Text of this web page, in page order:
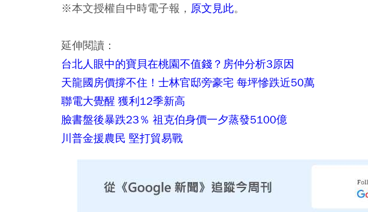
※本文授權自中時電子報， 原文見此。
延伸閱讀：
台北人眼中的寶貝在桃園不值錢？房仲分析3原因
天龍國房價撐不住！士林官邸旁豪宅 每坪慘跌近50萬
聯電大覺醒 獲利12季新高
臉書盤後暴跌23％ 祖克伯身價一夕蒸發5100億
川普金援農民 堅打貿易戰